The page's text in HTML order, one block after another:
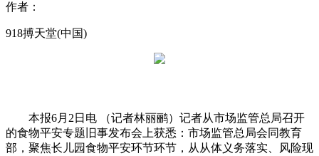
作者：
918搏天堂(中国)
本报6月2日电 （记者林丽鹂）记者从市场监管总局召开
的食物平安专题旧事发布会上获悉：市场监管总局会同教育
部，聚焦长儿园食物平安环节环节，从从体义务落实、风险现